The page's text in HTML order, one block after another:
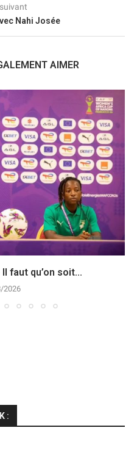
Nahi Josée
AIMER
faut qu’on soit...
2026
: